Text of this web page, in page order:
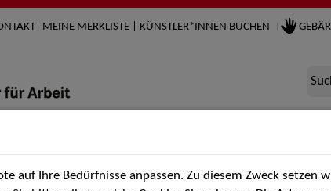
MEINE MERKLISTE | KÜNSTLER*INNEN BUCHEN
auf Ihre Bedürfnisse anpassen. Zu diesem Zweck setzen